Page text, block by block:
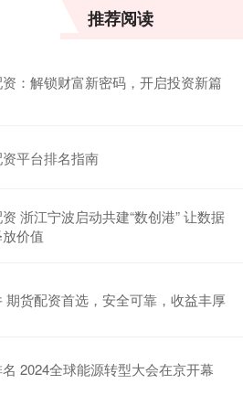
推荐阅读
：解锁财富新密码，开启投资新篇
平台排名指南
浙江宁波启动共建“数创港” 让数据
价值
期货配资首选，安全可靠，收益丰厚
2024全球能源转型大会在京开幕